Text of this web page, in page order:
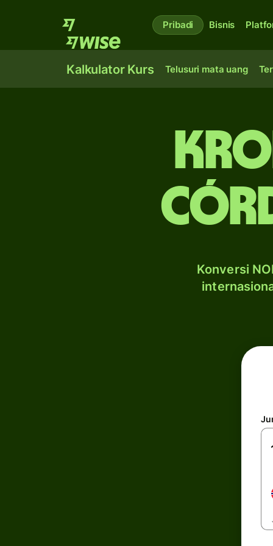
Pribadi Bisnis
Kalkulator Kurs Telusuri mata uang
Konversi